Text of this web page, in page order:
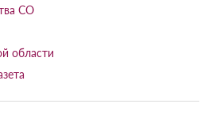
СО
области